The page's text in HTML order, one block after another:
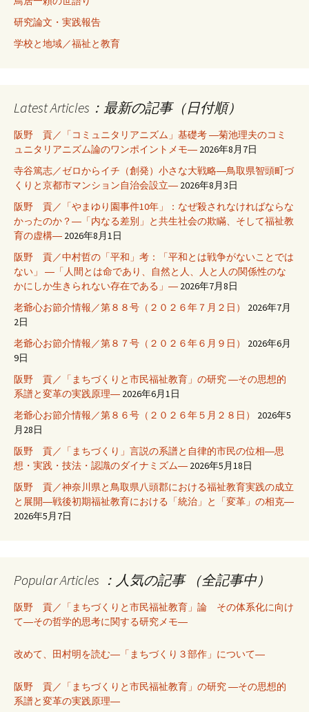
研究論文・実践報告
学校と地域／福祉と教育
Latest Articles：最新の記事（日付順）
阪野 貢／「コミュニタリアニズム」基礎考 ―菊池理夫のコミ
ュニタリアニズム論のワンポイントメモ― 2026年8月7日
寺谷篤志／ゼロからイチ（創発）小さな大戦略―鳥取県智頭町づ
くりと京都市マンション自治会設立― 2026年8月3日
阪野 貢／「やまゆり園事件10年」：なぜ殺されなければならな
かったのか？―「内なる差別」と共生社会の欺瞞、そして福祉教
育の虚構― 2026年8月1日
阪野 貢／中村哲の「平和」考：「平和とは戦争がないことでは
ない」 ―「人間とは命であり、自然と人、人と人の関係性のな
かにしか生きられない存在である」― 2026年7月8日
老爺心お節介情報／第８８号（２０２６年７月２日）
2026年7月
2日
老爺心お節介情報／第８７号（２０２６年６月９日）
2026年6月
9日
阪野 貢／「まちづくりと市民福祉教育」の研究 ―その思想的
系譜と変革の実践原理― 2026年6月1日
老爺心お節介情報／第８６号（２０２６年５月２８日）
2026年5
月28日
阪野 貢／「まちづくり」言説の系譜と自律的市民の位相―思
想・実践・技法・認識のダイナミズム― 2026年5月18日
阪野 貢／神奈川県と鳥取県八頭郡における福祉教育実践の成立
と展開―戦後初期福祉教育における「統治」と「変革」の相克―
2026年5月7日
Popular Articles ：人気の記事 （全記事中）
阪野 貢／「まちづくりと市民福祉教育」論 その体系化に向け
て―その哲学的思考に関する研究メモ―
改めて、田村明を読む―「まちづくり３部作」について―
阪野 貢／「まちづくりと市民福祉教育」の研究 ―その思想的
系譜と変革の実践原理―